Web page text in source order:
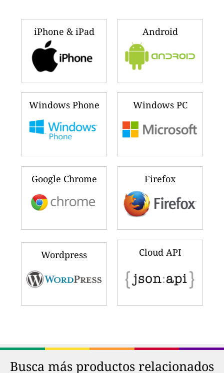
iPhone & iPad Android
Windows Phone Windows PC
Google Chrome Firefox
Wordpress Cloud API
Busca más productos relacionados